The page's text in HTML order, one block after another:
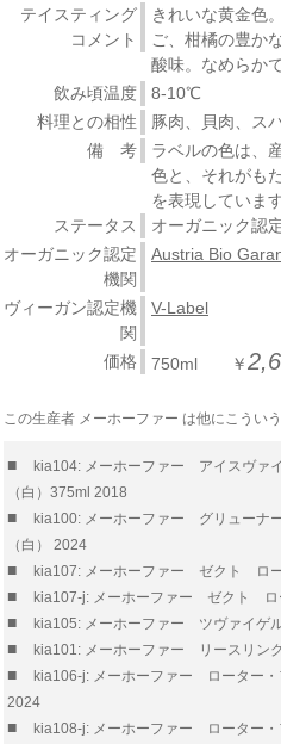
テイスティング
コメント
きれいな黄金色
ご、柑橘の豊か
酸味。なめらか
飲み頃温度
8-10℃
料理との相性
豚肉、貝肉、ス
備 考
ラベルの色は、
色と、それがも
を表現しています
ステータス
オーガニック認
オーガニック認定
機関
Austria Bio
ヴィーガン認定機
関
V-Label
価格 750ml ￥
この生産者 メーホーファー は他にこうい
■ kia104: メーホーファー アイスヴァ
（白）375ml 2018
■ kia100: メーホーファー グリューナ
（白） 2024
■ kia107: メーホーファー ゼクト ロ
■ kia107-j: メーホーファー ゼクト ロ
■ kia105: メーホーファー ツヴァイゲ
■ kia101: メーホーファー リースリン
■ kia106-j: メーホーファー ローター
2024
■ kia108-j: メーホーファー ローター